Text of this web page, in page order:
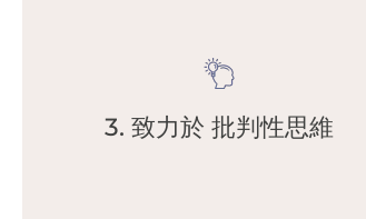
3. 致力於 批判性思維
教人們信任並提高我們自己的判斷力和理性思維，而不是
盲目地跟隨。
•
尋求可通過實驗和感官學習的客觀現實的真理。